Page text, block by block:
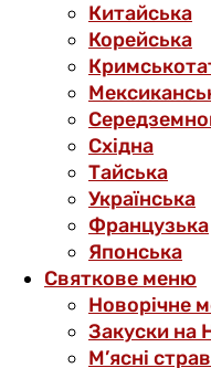
Китайська
Корейська
Східна
Тайська
Українська
Французька
Японська
Святкове меню
Новорічне
Закуски на
М’ясні